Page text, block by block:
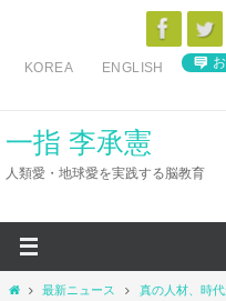
ス
KOREA ENGLISH
一指 李承憲
人類愛・地球愛を実践する脳教育
ホ
最新ニュース 真の人材、時